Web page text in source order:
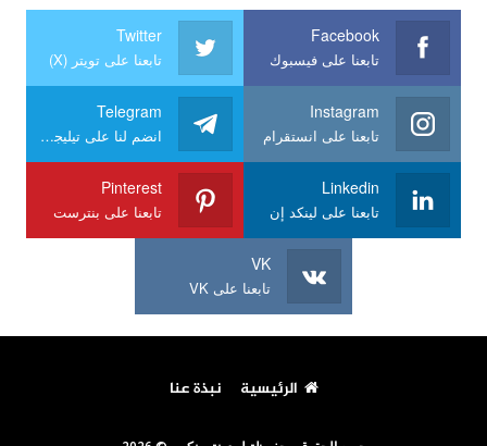
Facebook
تابعنا على فيسبوك
Twitter
تابعنا على تويتر (X)
Instagram
تابعنا على انستقرام
Telegram
انضم لنا على تيليجرام
Linkedin
تابعنا على لينكد إن
Pinterest
تابعنا على بنترست
VK
تابعنا على VK
الرئيسية نبذة عنا